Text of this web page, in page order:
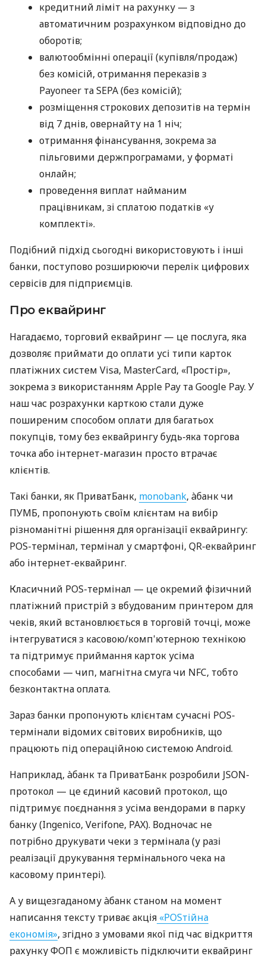
кредитний ліміт на рахунку — з
автоматичним розрахунком відповідно до
оборотів;
валютообмінні операції (купівля/продаж)
без комісій, отримання переказів з
Payoneer та SEPA (без комісій);
розміщення строкових депозитів на термін
від 7 днів, овернайту на 1 ніч;
отримання фінансування, зокрема за
пільговими держпрограмами, у форматі
онлайн;
проведення виплат найманим
працівникам, зі сплатою податків «у
комплекті».
Подібний підхід сьогодні використовують і інші
банки, поступово розширюючи перелік цифрових
сервісів для підприємців.
Про еквайринг
Нагадаємо, торговий еквайринг — це послуга, яка
дозволяє приймати до оплати усі типи карток
платіжних систем Visa, MasterCard, «Простір»,
зокрема з використанням Apple Pay та Google Pay. У
наш час розрахунки карткою стали дуже
поширеним способом оплати для багатьох
покупців, тому без еквайрингу будь-яка торгова
точка або інтернет-магазин просто втрачає
клієнтів.
Такі банки, як ПриватБанк, monobank, àбанк чи
ПУМБ, пропонують своїм клієнтам на вибір
різноманітні рішення для організації еквайрингу:
POS-термінал, термінал у смартфоні, QR-еквайринг
або інтернет-еквайринг.
Класичний POS-термінал — це окремий фізичний
платіжний пристрій з вбудованим принтером для
чеків, який встановлюється в торговій точці, може
інтегруватися з касовою/комп'ютерною технікою
та підтримує приймання карток усіма
способами — чип, магнітна смуга чи NFC, тобто
безконтактна оплата.
Зараз банки пропонують клієнтам сучасні POS-
термінали відомих світових виробників, що
працюють під операційною системою Android.
Наприклад, àбанк та ПриватБанк розробили JSON-
протокол — це єдиний касовий протокол, що
підтримує поєднання з усіма вендорами в парку
банку (Ingenico, Verifone, PAX). Водночас не
потрібно друкувати чеки з термінала (у разі
реалізації друкування термінального чека на
касовому принтері).
А у вищезгаданому àбанк станом на момент
написання тексту триває акція «POSтійна
економія», згідно з умовами якої під час відкриття
рахунку ФОП є можливість підключити еквайринг